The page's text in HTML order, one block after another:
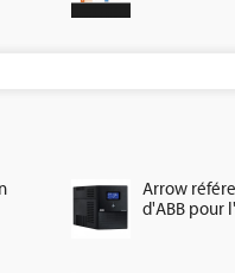
Arrow
d'ABB pour